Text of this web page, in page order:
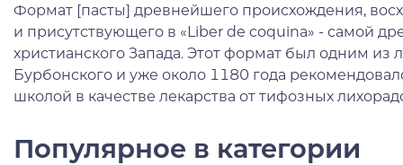
Формат [пасты] древнейшего происхождения,
и присутствующего в «Liber de coquina» - самой
христианского Запада. Этот формат был одним
Бурбонского и уже около 1180 года
школой в качестве лекарства от тифозных
Популярное в категории